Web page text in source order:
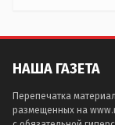
НАША ГАЗЕТА
Перепечатка
размещенных на